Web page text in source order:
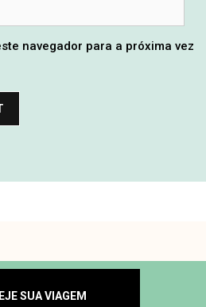
navegador para a próxima vez
SUA VIAGEM